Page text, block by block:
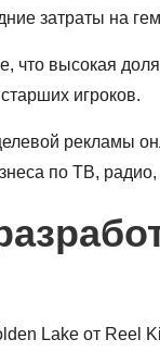
затраты на
что высокая
игроков.
рекламы
по ТВ,
Lake от Reel